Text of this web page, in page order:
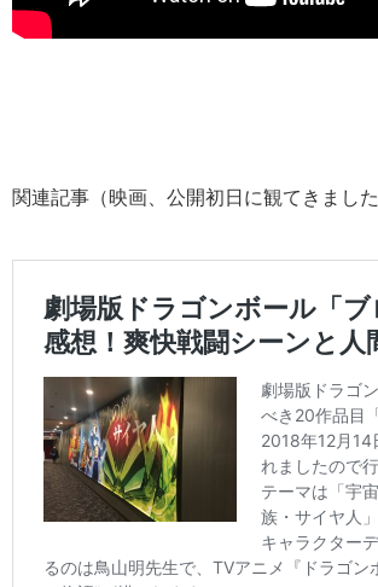
関連記事（映画、公開初日に観てきまし